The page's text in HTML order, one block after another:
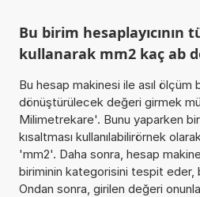
Bu birim hesaplayıcının
kullanarak mm2 kaç ab
Bu hesap makinesi ile asıl ölçüm
dönüştürülecek değeri girmek
Milimetrekare'. Bunu yaparken
kısaltması kullanılabilirörnek
'mm2'. Daha sonra, hesap
biriminin kategorisini tespit eder,
Ondan sonra, girilen değeri